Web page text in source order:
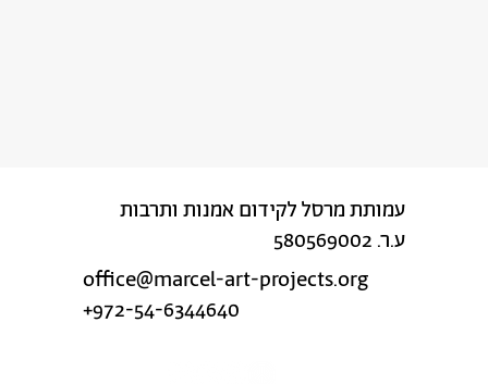
עמותת מרסל לקידום אמנות ותרבות
ע.ר. 580569002
office@marcel-art-projects.org
+972-54-6344640